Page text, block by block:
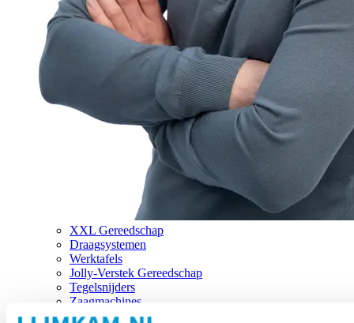
XXL Gereedschap
Draagsystemen
Werktafels
Jolly-Verstek Gereedschap
Tegelsnijders
Zaagmachines
Merken